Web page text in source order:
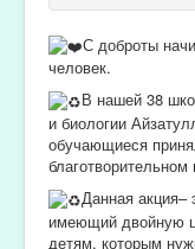
С доброты
человек.
В нашей 38
и биологии
обучающиеся
Данная акция–
имеющий двойную
детям, которым